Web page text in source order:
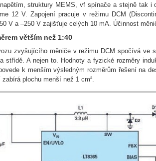
struktury MEMS, vf spínače a stejně tak i
12 V. Zapojení pracuje v režimu DCM
V a –250 V zajišťuje celých 10 mA. Účinnost
větším než 1:40
zvyšujícího měniče v režimu DCM spočívá ve
střídě. A nejen to. Hodnoty a fyzické rozměry
k menším výsledným rozměrům řešení na
plochu menší než 1 cm².